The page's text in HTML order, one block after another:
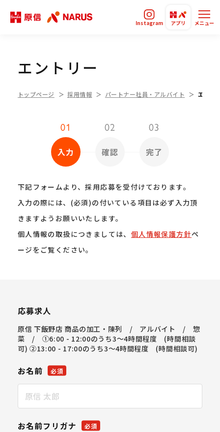
Instagram アプリ メニュー
エントリー
トップページ 採用情報 パートナー社員・アルバイト エント
01
入力
02
確認
03
完了
下記フォームより、採用応募を受付けております。
入力の際には、(必須)の付いている項目は必ず入力頂
きますようお願いいたします。
個人情報の取扱につきましては、 個人情報保護方針ペ
ージをご覧ください。
応募求人
原信 下飯野店 商品の加工・陳列 / アルバイト / 惣
菜 / ①6:00 - 12:00のうち3～4時間程度 (時間相談
可) ②13:00 - 17:00のうち3～4時間程度 (時間相談可)
お名前 必須
お名前フリガナ 必須